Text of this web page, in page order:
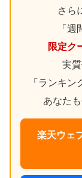
さら
「
限定ク
実
「ランキ
あなた
楽天ウェ